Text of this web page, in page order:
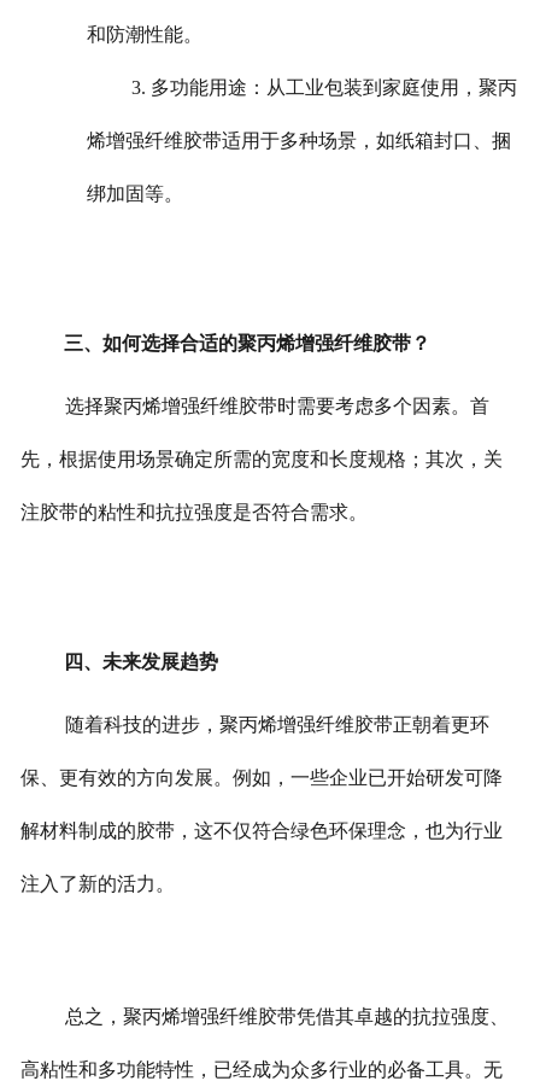
和防潮性能。
3. 多功能用途：从工业包装到家庭使用，聚丙
烯增强纤维胶带适用于多种场景，如纸箱封口、捆
绑加固等。
三、如何选择合适的聚丙烯增强纤维胶带？
选择聚丙烯增强纤维胶带时需要考虑多个因素。首
先，根据使用场景确定所需的宽度和长度规格；其次，关
注胶带的粘性和抗拉强度是否符合需求。
四、 未来发展趋势
随着科技的进步，聚丙烯增强纤维胶带正朝着更环
保、更有效的方向发展。例如，一些企业已开始研发可降
解材料制成的胶带，这不仅符合绿色环保理念，也为行业
注入了新的活力。
总之，聚丙烯增强纤维胶带凭借其卓越的抗拉强度、
高粘性和多功能特性，已经成为众多行业的必备工具。无